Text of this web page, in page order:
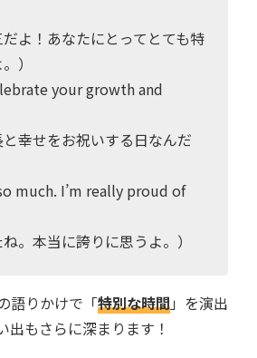
だよ！あなたにとってとても特
）
your growth and
と幸せをお祝いする日なんだ
much. I’m really proud of
ね。本当に誇りに思うよ。）
語りかけで「特別な時間」を演出
出もさらに深まります！